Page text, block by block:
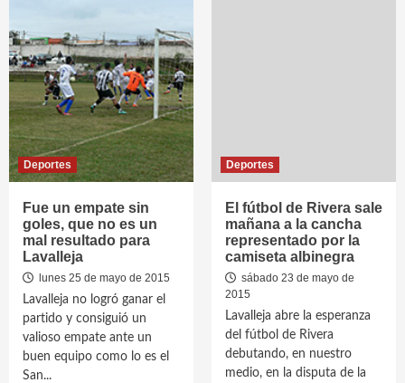
Deportes
Fue un empate sin
goles, que no es un
mal resultado para
Lavalleja
lunes 25 de mayo de 2015
Lavalleja no logró ganar el
partido y consiguió un
valioso empate ante un
buen equipo como lo es el
San...
Deportes
El fútbol de Rivera sale
mañana a la cancha
representado por la
camiseta albinegra
sábado 23 de mayo de
2015
Lavalleja abre la esperanza
del fútbol de Rivera
debutando, en nuestro
medio, en la disputa de la